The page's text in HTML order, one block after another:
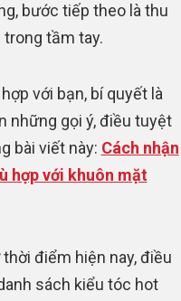
bước tiếp theo là thu
tầm tay.
với bạn, bí quyết là
những gọi ý, điều tuyệt
bài viết này: Cách nhận
hợp với khuôn mặt
điểm hiện nay, điều
sách kiểu tóc hot